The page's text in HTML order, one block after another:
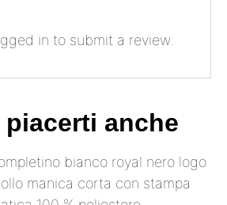
in to submit a review.
piacerti anche